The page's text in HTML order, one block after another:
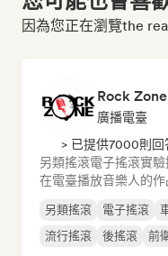
因為您正在瀏覽the
Rock Zone
廣播電臺
> 已提供7000則回
另類搖滾電子搖滾實驗
在電臺播放音樂人的作
另類搖滾 電子搖滾
流行搖滾
後搖滾 前